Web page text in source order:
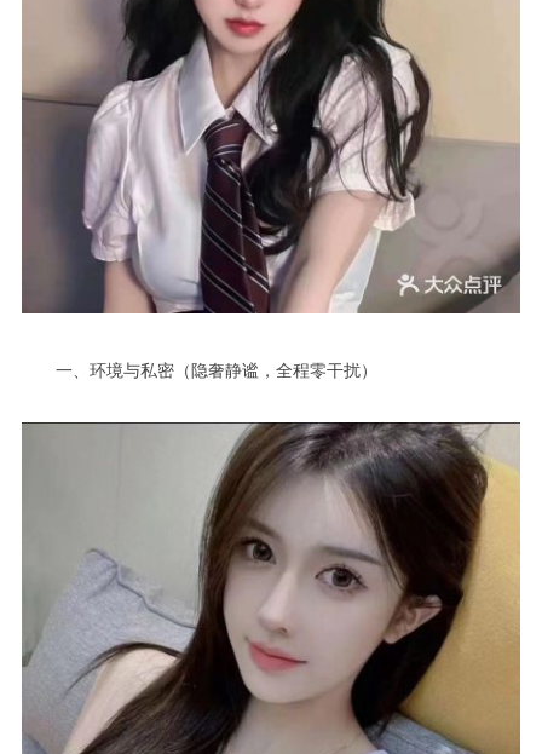
一、环境与私密（隐奢静谧，全程零干扰）